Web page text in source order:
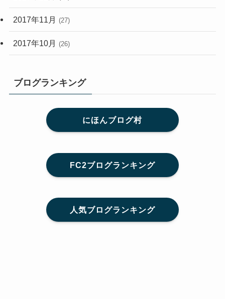
2017年11月 (27)
2017年10月 (26)
ブログランキング
にほんブログ村
FC2ブログランキング
人気ブログランキング